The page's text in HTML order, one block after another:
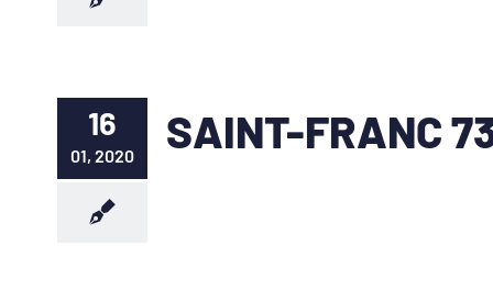
16
01, 2020 SAINT-FRANC